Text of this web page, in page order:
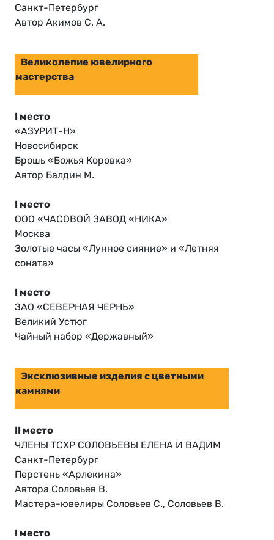
Санкт-Петербург
Автор Акимов С. А.
Великолепие ювелирного
мастерства
I место
«АЗУРИТ-Н»
Новосибирск
Брошь «Божья Коровка»
Автор Балдин М.
I место
ООО «ЧАСОВОЙ ЗАВОД «НИКА»
Москва
Золотые часы «Лунное сияние» и «Летняя
соната»
I место
ЗАО «СЕВЕРНАЯ ЧЕРНЬ»
Великий Устюг
Чайный набор «Державный»
Эксклюзивные изделия с цветными
камнями
II место
ЧЛЕНЫ ТСХР СОЛОВЬЕВЫ ЕЛЕНА И ВАДИМ
Санкт-Петербург
Перстень «Арлекина»
Автора Соловьев В.
Мастера-ювелиры Соловьев С., Соловьев В.
I место